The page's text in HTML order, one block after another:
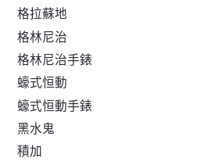
格拉蘇地
格林尼治
格林尼治手錶
蠔式恒動
蠔式恒動手錶
黑水鬼
積加